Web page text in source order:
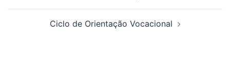
Ciclo de Orientação Vocacional